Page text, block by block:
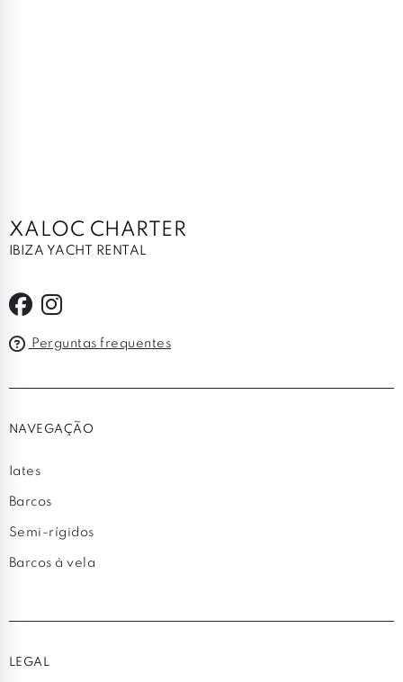
XALOC CHARTER
IBIZA YACHT RENTAL
Perguntas frequentes
NAVEGAÇÃO
Iates
Barcos
Semi-rígidos
Barcos à vela
LEGAL